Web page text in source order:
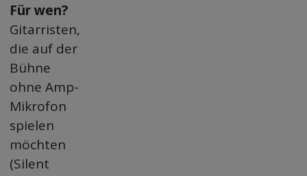
Für wen?
Gitarristen,
die auf der
Bühne
ohne Amp-
Mikrofon
spielen
möchten
(Silent